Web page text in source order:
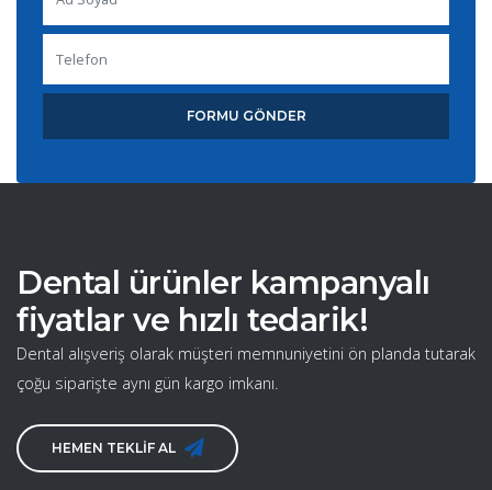
FORMU GÖNDER
Dental ürünler kampanyalı
fiyatlar ve hızlı tedarik!
Dental alışveriş olarak müşteri memnuniyetini ön planda tutarak
çoğu siparişte aynı gün kargo imkanı.
HEMEN TEKLİF AL